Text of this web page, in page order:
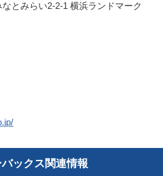
とみらい2-2-1 横浜ランドマーク
ックス関連情報